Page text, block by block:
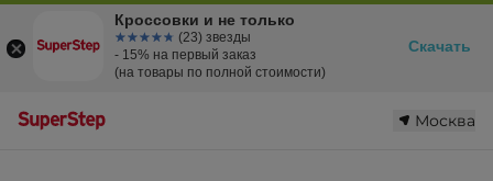
Москва
Кроссовки и не только
☆☆☆☆☆
★★★★★ (23) звезды
- 15% на первый заказ
(на товары по полной стоимости)
Скачать